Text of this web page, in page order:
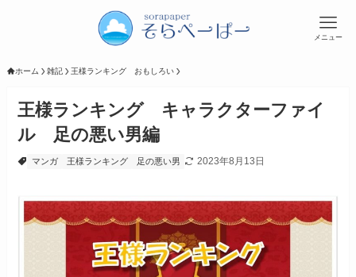
メニュー
ホーム 雑記 王様ランキング おもしろい
王様ランキング キャラクターファイ
ル 足の悪い男編
マンガ 王様ランキング 足の悪い男 2023年8月13日